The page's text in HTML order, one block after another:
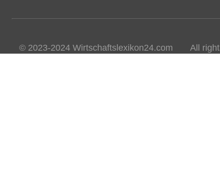
© 2023-2024 Wirtschaftslexikon24.com All